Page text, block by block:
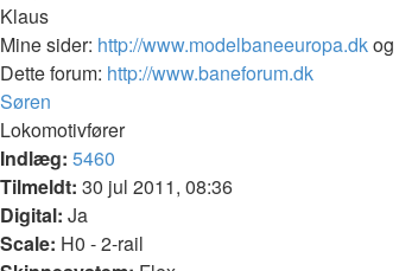
Klaus
Mine sider: http://www.modelbaneeuropa.dkog
Dette forum: http://www.baneforum.dk
Top
Søren
Lokomotivfører
Indlæg: 5460
Tilmeldt: 30 jul 2011, 08:36
Digital: Ja
Scale: H0 - 2-rail